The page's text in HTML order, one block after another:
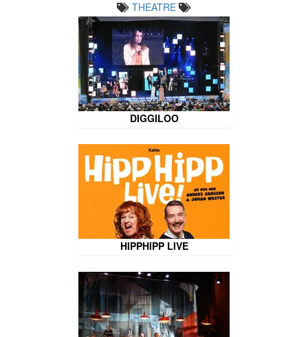
THEATRE
DIGGILOO
HIPPHIPP LIVE